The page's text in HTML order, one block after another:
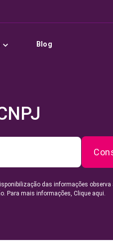
Blog
das informações observa
Para mais informações, Clique aqui.